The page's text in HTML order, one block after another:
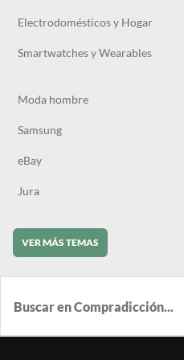
Electrodomésticos y Hogar
Smartwatches y Wearables
Moda hombre
Samsung
eBay
Jura
VER MÁS TEMAS